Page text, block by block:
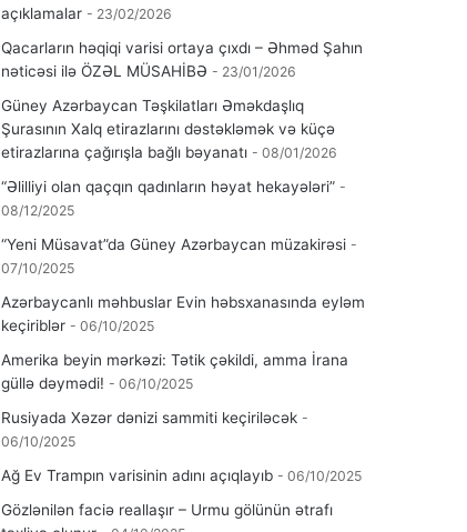
açıklamalar
23/02/2026
Qacarların həqiqi varisi ortaya çıxdı – Əhməd Şahın
nəticəsi ilə ÖZƏL MÜSAHİBƏ
23/01/2026
Güney Azərbaycan Təşkilatları Əməkdaşlıq
Şurasının Xalq etirazlarını dəstəkləmək və küçə
etirazlarına çağırışla bağlı bəyanatı
08/01/2026
“Əlilliyi olan qaçqın qadınların həyat hekayələri”
08/12/2025
“Yeni Müsavat”da Güney Azərbaycan müzakirəsi
07/10/2025
Azərbaycanlı məhbuslar Evin həbsxanasında eyləm
keçiriblər
06/10/2025
Amerika beyin mərkəzi: Tətik çəkildi, amma İrana
güllə dəymədi!
06/10/2025
Rusiyada Xəzər dənizi sammiti keçiriləcək
06/10/2025
Ağ Ev Trampın varisinin adını açıqlayıb 06/10/2025
Gözlənilən faciə reallaşır – Urmu gölünün ətrafı